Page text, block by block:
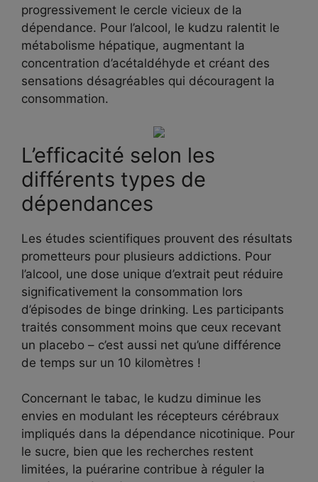
progressivement le cercle vicieux de la
dépendance. Pour l’alcool, le kudzu ralentit le
métabolisme hépatique, augmentant la
concentration d’acétaldéhyde et créant des
sensations désagréables qui découragent la
consommation.
L’efficacité selon les
différents types de
dépendances
Les études scientifiques prouvent des résultats
prometteurs pour plusieurs addictions. Pour
l’alcool, une dose unique d’extrait peut réduire
significativement la consommation lors
d’épisodes de binge drinking. Les participants
traités consomment moins que ceux recevant
un placebo – c’est aussi net qu’une différence
de temps sur un 10 kilomètres !
Concernant le tabac, le kudzu diminue les
envies en modulant les récepteurs cérébraux
impliqués dans la dépendance nicotinique. Pour
le sucre, bien que les recherches restent
limitées, la puérarine contribue à réguler la